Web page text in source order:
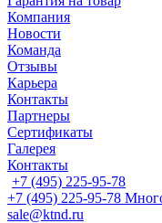
Компания
Новости
Команда
Отзывы
Карьера
Контакты
Партнеры
Сертификаты
Галерея
Контакты
+7 (495) 225-95-78
+7 (495) 225-95-78
sale@ktnd.ru